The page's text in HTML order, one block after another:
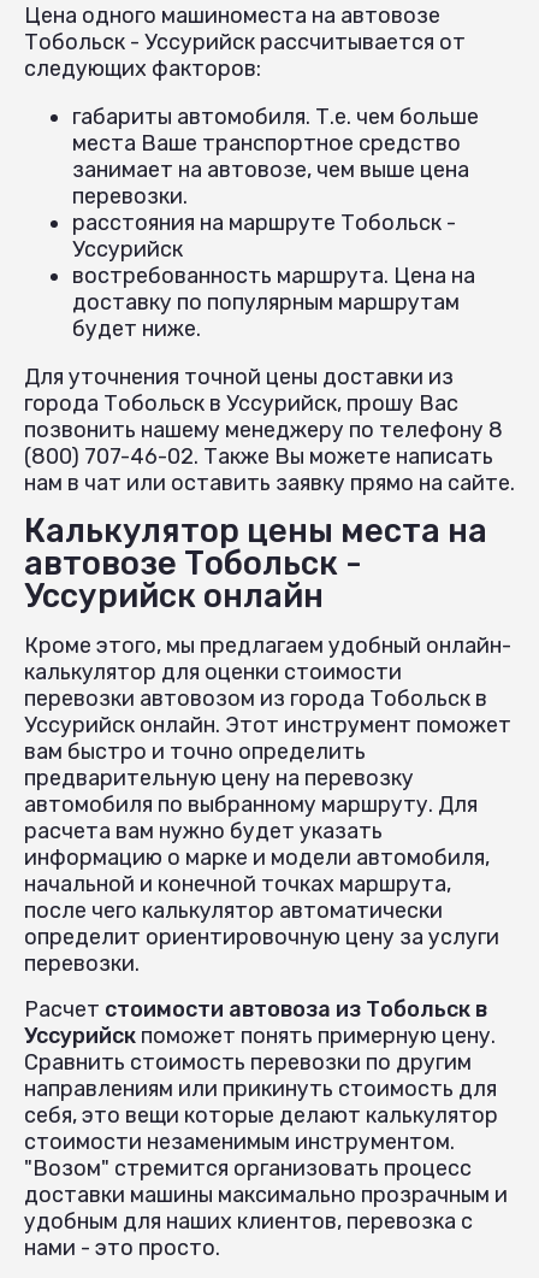
Цена одного машиноместа на автовозе
Тобольск - Уссурийск рассчитывается от
следующих факторов:
габариты автомобиля. Т.е. чем больше
места Ваше транспортное средство
занимает на автовозе, чем выше цена
перевозки.
расстояния на маршруте Тобольск -
Уссурийск
востребованность маршрута. Цена на
доставку по популярным маршрутам
будет ниже.
Для уточнения точной цены доставки из
города Тобольск в Уссурийск, прошу Вас
позвонить нашему менеджеру по телефону 8
(800) 707-46-02. Также Вы можете написать
нам в чат или оставить заявку прямо на сайте.
Калькулятор цены места на
автовозе Тобольск -
Уссурийск онлайн
Кроме этого, мы предлагаем удобный онлайн-
калькулятор для оценки стоимости
перевозки автовозом из города Тобольск в
Уссурийск онлайн. Этот инструмент поможет
вам быстро и точно определить
предварительную цену на перевозку
автомобиля по выбранному маршруту. Для
расчета вам нужно будет указать
информацию о марке и модели автомобиля,
начальной и конечной точках маршрута,
после чего калькулятор автоматически
определит ориентировочную цену за услуги
перевозки.
Расчет стоимости автовоза из Тобольск в
Уссурийск поможет понять примерную цену.
Сравнить стоимость перевозки по другим
направлениям или прикинуть стоимость для
себя, это вещи которые делают калькулятор
стоимости незаменимым инструментом.
"Возом" стремится организовать процесс
доставки машины максимально прозрачным и
удобным для наших клиентов, перевозка с
нами - это просто.